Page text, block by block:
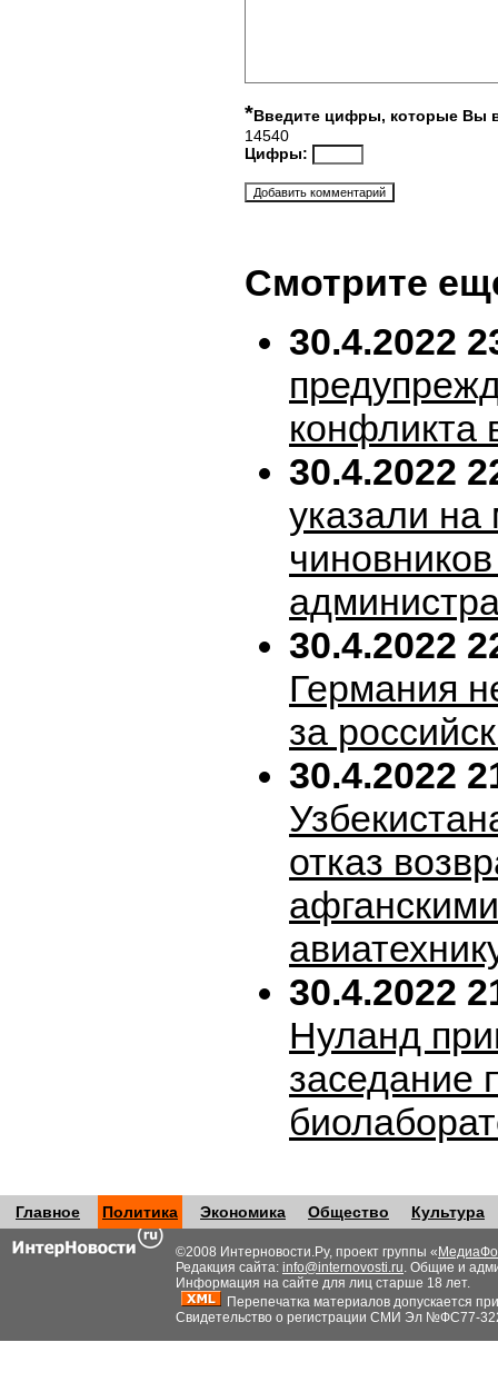
*Введите цифры, которые Вы
14540
Цифры:
Смотрите
30.4.2022
конфликта
30.4.2022
указали на
30.4.2022
Германия
за
30.4.2022
отказ
30.4.2022
Нуланд
заседание
Главное Политика Экономика Общество Культура
©2008 Интерновости.Ру, проект группы «
Редакция сайта: info@internovosti.ru. Общие и
Информация на сайте для лиц старше 18 лет.
Перепечатка материалов допускается
Свидетельство о регистрации СМИ Эл №ФС77-